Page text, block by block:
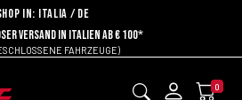
in: ITALIA / DE
VERSAND IN ITALIEN AB € 100*
FAHRZEUGE)
0